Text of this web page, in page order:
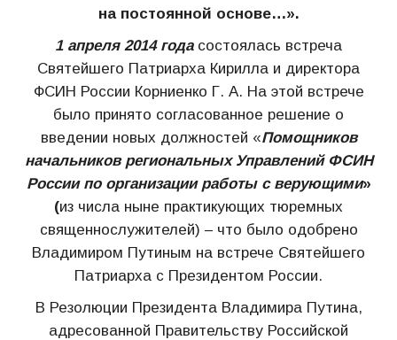
на постоянной основе…».
1 апреля 2014 годасостоялась встреча
Святейшего Патриарха Кирилла и директора
ФСИН России Корниенко Г. А. На этой встрече
было принято согласованное решение о
введении новых должностей «Помощников
начальников региональных Управлений ФСИН
России по организации работы с верующими»
(из числа ныне практикующих тюремных
священнослужителей) – что было одобрено
Владимиром Путиным на встрече Святейшего
Патриарха с Президентом России.
В Резолюции Президента Владимира Путина,
адресованной Правительству Российской